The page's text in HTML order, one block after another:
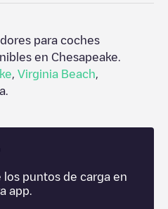
para coches
en Chesapeake
Virginia Beach
los puntos de carga en
app.